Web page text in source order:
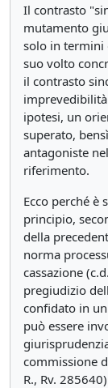
Il contrasto
mutamento
solo in termini
suo volto
il contrasto
ipotesi, un
superato,
antagoniste
riferimento.
Ecco perché
principio,
della
norma
cassazione
pregiudizio
confidato in
può essere
commissione
R., Rv.